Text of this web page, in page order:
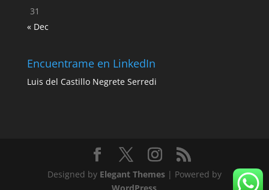
31
« Dec
Encuentrame en LinkedIn
Luis del Castillo Negrete Serredi
Designed by Elegant Themes| Powered by